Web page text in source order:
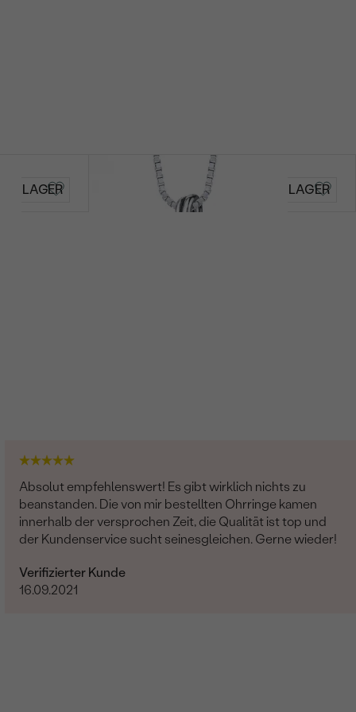
AUF LAGER AUF LAGER
Absolut empfehlenswert! Es gibt wirklich nichts zu
beanstanden. Die von mir bestellten Ohrringe kamen
innerhalb der versprochen Zeit, die Qualität ist top und
der Kundenservice sucht seinesgleichen. Gerne wieder!
Verifizierter Kunde
16.09.2021